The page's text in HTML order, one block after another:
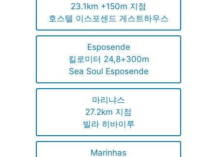
23.1km +150m 지점
호스텔 이스포센드 게스트하우스
Esposende
킬로미터 24,8+300m
Sea Soul Esposende
마리냐스
27.2km 지점
빌라 히바이루
Marinhas